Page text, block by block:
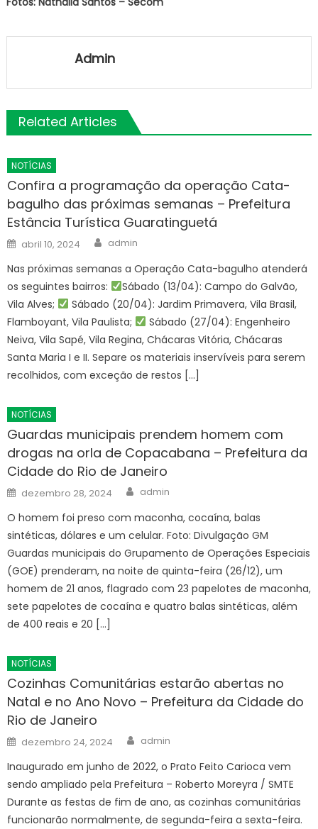
Admin
Related Articles
NOTÍCIAS
Confira a programação da operação Cata-
bagulho das próximas semanas – Prefeitura
Estância Turística Guaratinguetá
Posted
on
abril 10, 2024 Author
admin
Nas próximas semanas a Operação Cata-bagulho atenderá
os seguintes bairros:
Sábado (13/04): Campo do Galvão,
Vila Alves;
Sábado (20/04): Jardim Primavera, Vila Brasil,
Flamboyant, Vila Paulista;
Sábado (27/04): Engenheiro
Neiva, Vila Sapé, Vila Regina, Chácaras Vitória, Chácaras
Santa Maria I e II. Separe os materiais inservíveis para serem
recolhidos, com exceção de restos […]
NOTÍCIAS
Guardas municipais prendem homem com
drogas na orla de Copacabana – Prefeitura da
Cidade do Rio de Janeiro
Posted
on
dezembro 28, 2024 Author
admin
O homem foi preso com maconha, cocaína, balas
sintéticas, dólares e um celular. Foto: Divulgação GM
Guardas municipais do Grupamento de Operações Especiais
(GOE) prenderam, na noite de quinta-feira (26/12), um
homem de 21 anos, flagrado com 23 papelotes de maconha,
sete papelotes de cocaína e quatro balas sintéticas, além
de 400 reais e 20 […]
NOTÍCIAS
Cozinhas Comunitárias estarão abertas no
Natal e no Ano Novo – Prefeitura da Cidade do
Rio de Janeiro
Posted
on
dezembro 24, 2024 Author
admin
Inaugurado em junho de 2022, o Prato Feito Carioca vem
sendo ampliado pela Prefeitura – Roberto Moreyra / SMTE
Durante as festas de fim de ano, as cozinhas comunitárias
funcionarão normalmente, de segunda-feira a sexta-feira.